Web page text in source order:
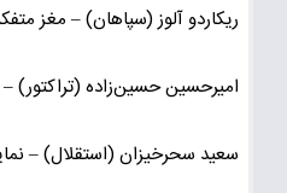
ریکاردو آلوز (سپاهان) – مغز
امیرحسین حسین‌زاده (تراکتور)
سعید سحرخیزان (استقلال) –